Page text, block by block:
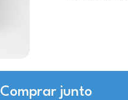
Comprar junto